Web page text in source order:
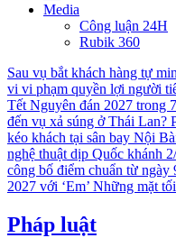
Media
Công luận 24H
Rubik 360
Sau vụ bắt khách hàng tự
vi vi phạm quyền lợi người
Tết Nguyên đán 2027 trong
đến vụ xả súng ở Thái Lan?
kéo khách tại sân bay Nội
nghệ thuật dịp Quốc khánh
công bố điểm chuẩn từ ngày
2027 với ‘Em’ Những mặt
Pháp luật